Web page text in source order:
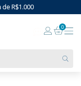
R$1.000
0